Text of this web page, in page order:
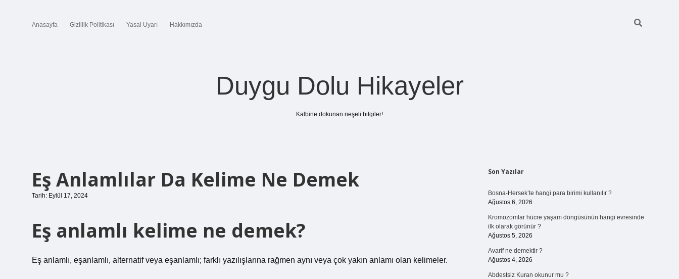
Anasayfa Gizlilik Politikası Yasal Uyarı Hakkımızda
Duygu Dolu Hikayeler
Kalbine dokunan neşeli bilgiler!
Eş Anlamlılar Da Kelime Ne Demek
Tarih: Eylül 17, 2024
Eş anlamlı kelime ne demek?
Eş anlamlı, eşanlamlı, alternatif veya eşanlamlı; farklı yazılışlarına rağmen aynı veya çok yakın anlamı olan kelimeler.
Sidebar
Son Yazılar
Bosna-Hersek’te hangi para birimi kullanılır ?
Ağustos 6, 2026
Kromozomlar hücre yaşam döngüsünün hangi evresinde
ilk olarak görünür ?
Ağustos 5, 2026
Avarif ne demektir ?
Ağustos 4, 2026
Abdestsiz Kuran okunur mu ?